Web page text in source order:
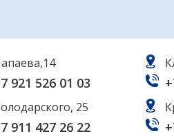
921 526 01 03
25
911 427 26 22